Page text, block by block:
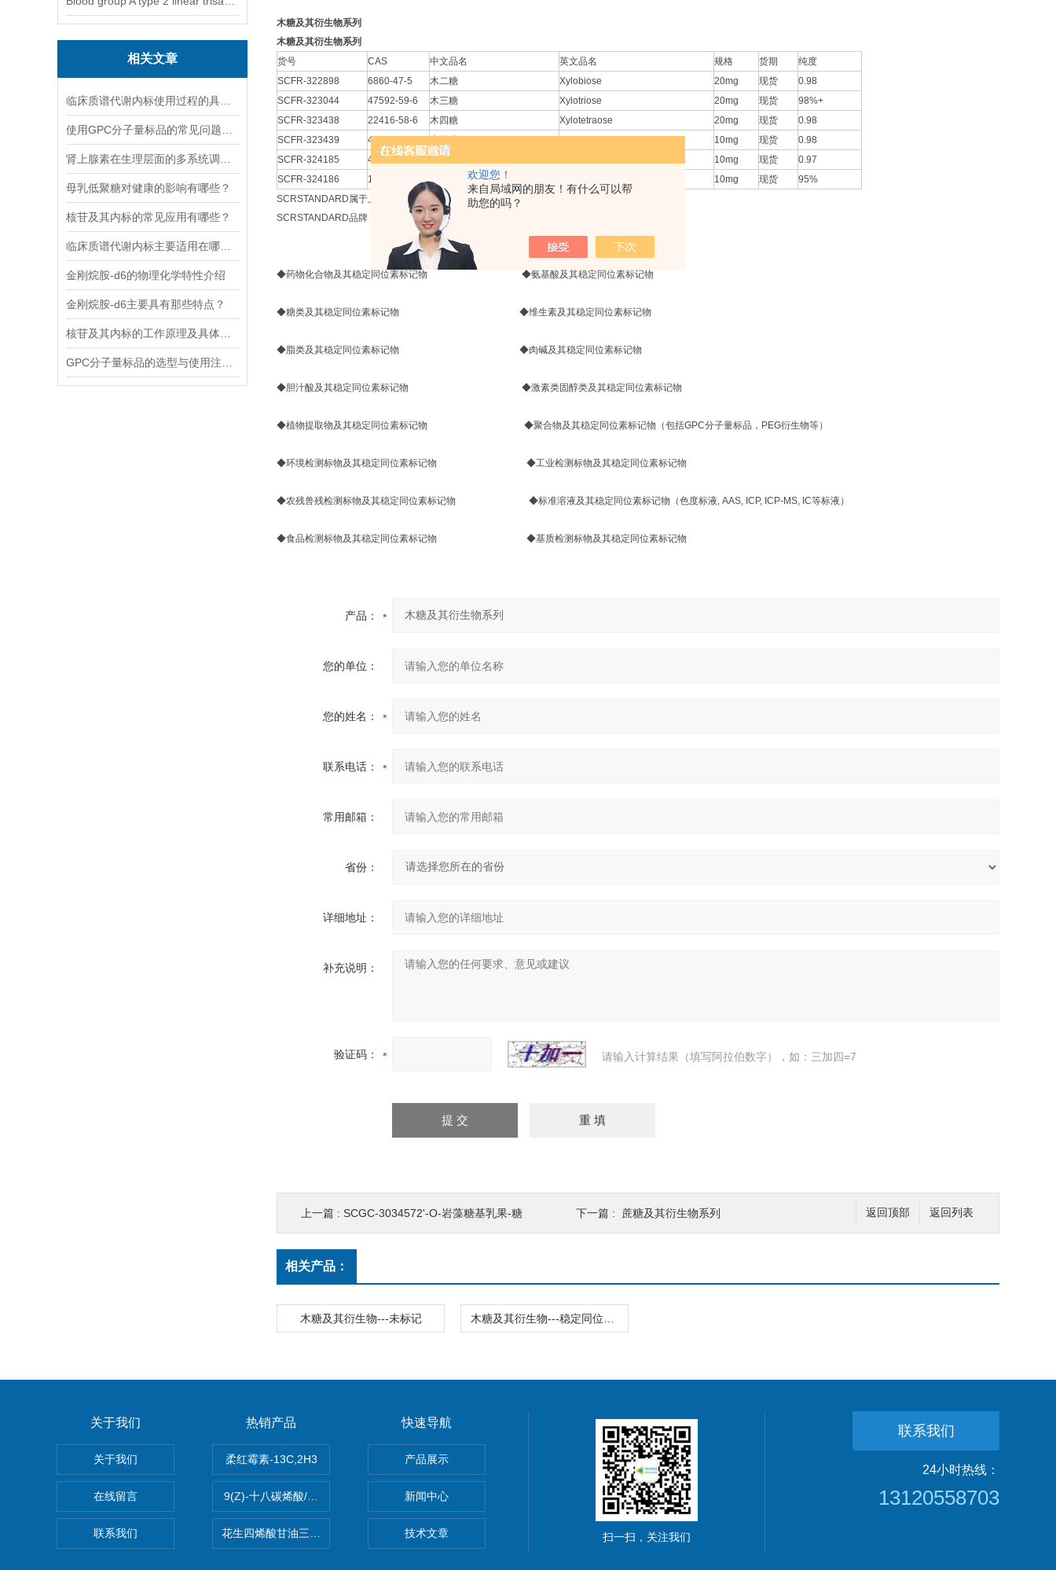
欢迎您！
来自局域网的朋友！有什么可以帮
助您的吗？
相关文章
母乳低聚糖对健康的影响有哪些？
核苷及其内标的常见应用有哪些？
金刚烷胺-d6的物理化学特性介绍
金刚烷胺-d6主要具有那些特点？
木糖及其衍生物系列
木糖及其衍生物系列
货号
CAS 中文品名 英文品名 规格 货期
纯度
SCFR-322898
6860-47-5 木二糖 Xylobiose 20mg 现货
0.98
SCFR-323044
47592-59-6 木三糖 Xylotriose 20mg 现货
98%+
SCFR-323438
22416-58-6 木四糖 Xylotetraose 20mg 现货
0.98
SCFR-323439
49694-20-4 10mg 现货
0.98
SCFR-324185
49694-21-5 10mg 现货
0.97
SCFR-324186
121591-98-8 木六糖 10mg 现货
95%
SCRSTANDARD属于上海赛可锐旗下进口品牌，为科研工作者提供优质产品和真诚服务。
SCRSTANDARD品牌，产品种类齐全，主要包括以下几类：
◆药物化合物及其稳定同位素标记物 ◆氨基酸及其稳定同位素标记物
◆糖类及其稳定同位素标记物 ◆维生素及其稳定同位素标记物
◆脂类及其稳定同位素标记物 ◆肉碱及其稳定同位素标记物
◆胆汁酸及其稳定同位素标记物 ◆激素类固醇类及其稳定同位素标记物
◆植物提取物及其稳定同位素标记物 ◆聚合物及其稳定同位素标记物（包括GPC分子量标品，PEG衍生物等）
◆环境检测标物及其稳定同位素标记物 ◆工业检测标物及其稳定同位素标记物
◆农残兽残检测标物及其稳定同位素标记物 ◆标准溶液及其稳定同位素标记物（色度标液, AAS, ICP, ICP-MS, IC等标液）
◆食品检测标物及其稳定同位素标记物 ◆基质检测标物及其稳定同位素标记物
产品：
您的单位：
您的姓名：
联系电话：
常用邮箱：
省份：
详细地址：
补充说明：
验证码： 请输入计算结果（填写阿拉伯数字），如：三加四=7
返回列表
返回顶部
上一篇 : SCGC-3034572'-O-岩藻糖基乳果-糖 下一篇 : 蔗糖及其衍生物系列
相关产品：
木糖及其衍生物---未标记
关于我们
关于我们
在线留言
联系我们
热销产品
柔红霉素-13C,2H3
9(Z)-十八碳烯酸/油酸
花生四烯酸甘油三酯(顺式-5,8,11,14)
快速导航
产品展示
新闻中心
技术文章 扫一扫，关注我们
联系我们
24小时热线：
13120558703